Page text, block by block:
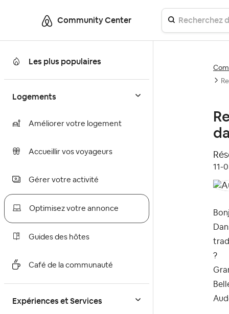
Community Center
Les plus populaires
Logements
Améliorer votre logement
Accueillir vos voyageurs
Gérer votre activité
Optimisez votre annonce
Guides des hôtes
Café de la communauté
Expériences et Services
‎11-
?